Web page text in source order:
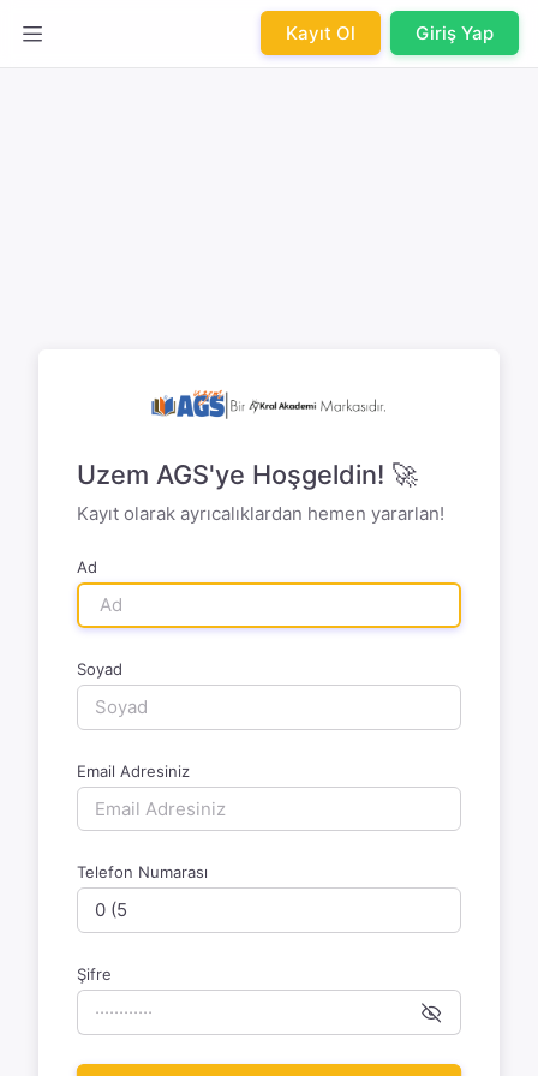
Kayıt Ol Giriş Yap
Uzem AGS'ye Hoşgeldin! 🚀
Kayıt olarak ayrıcalıklardan hemen yararlan!
Ad
Soyad
Email Adresiniz
Telefon Numarası
Şifre